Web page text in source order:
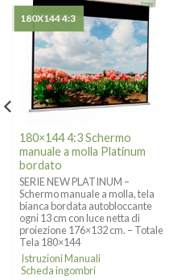
180×144 4:3 Schermo
manuale a molla Platinum
bordato
SERIE NEW PLATINUM –
Schermo manuale a molla, tela
bianca bordata autobloccante
ogni 13 cm con luce netta di
proiezione 176×132 cm. – Totale
Tela 180×144
Istruzioni Manuali
Scheda ingombri
180X144 4:3